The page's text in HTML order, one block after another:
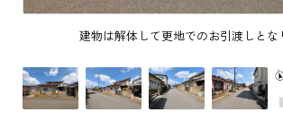
建物は解体して更地でのお引渡しとな